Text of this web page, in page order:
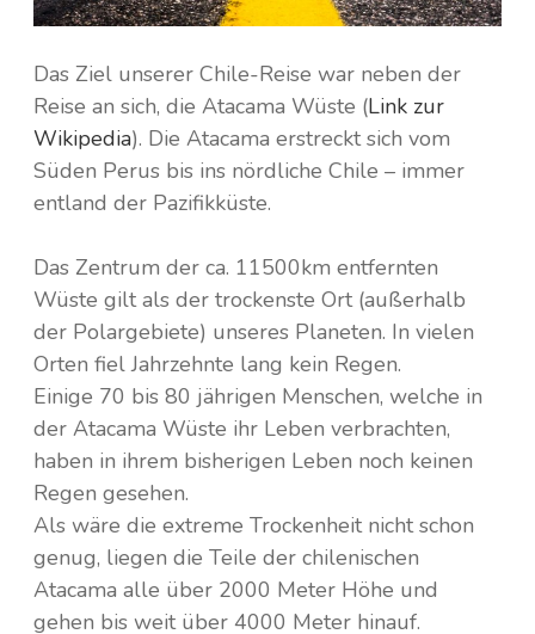
Das Ziel unserer Chile-Reise war neben der
Reise an sich, die Atacama Wüste (Link zur
Wikipedia). Die Atacama erstreckt sich vom
Süden Perus bis ins nördliche Chile – immer
entland der Pazifikküste.
Das Zentrum der ca. 11500km entfernten
Wüste gilt als der trockenste Ort (außerhalb
der Polargebiete) unseres Planeten. In vielen
Orten fiel Jahrzehnte lang kein Regen.
Einige 70 bis 80 jährigen Menschen, welche in
der Atacama Wüste ihr Leben verbrachten,
haben in ihrem bisherigen Leben noch keinen
Regen gesehen.
Als wäre die extreme Trockenheit nicht schon
genug, liegen die Teile der chilenischen
Atacama alle über 2000 Meter Höhe und
gehen bis weit über 4000 Meter hinauf.